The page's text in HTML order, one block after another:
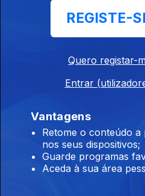
REGISTE-
Quero registar-
Entrar
Vantagens
Retome o conteúdo
nos seus dispositivos;
Guarde programas
Aceda à sua área